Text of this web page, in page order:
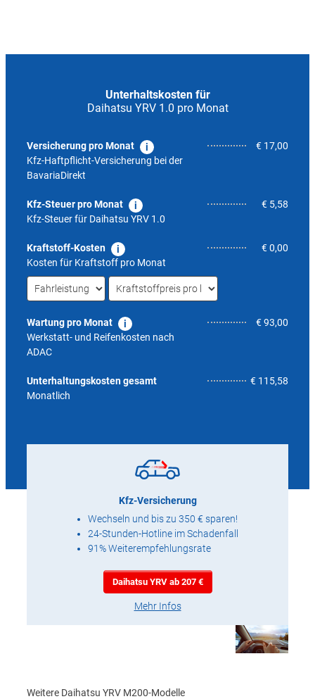
Unterhaltskosten für
Daihatsu YRV 1.0 pro Monat
Versicherung pro Monat
Kfz-Haftpflicht-Versicherung bei der
BavariaDirekt
€ 17,00
Kfz-Steuer pro Monat
Kfz-Steuer für Daihatsu YRV 1.0
€ 5,58
Kraftstoff-Kosten
Kosten für Kraftstoff pro Monat
€ 0,00
Wartung pro Monat
Werkstatt- und Reifenkosten nach
ADAC
€ 93,00
Unterhaltungskosten gesamt
Monatlich
€ 115,58
Kfz-Versicherung
Wechseln und bis zu 350 € sparen!
24-Stunden-Hotline im Schadenfall
91% Weiterempfehlungsrate
Daihatsu YRV ab 207 €
Mehr Infos
Weitere Daihatsu YRV M200-Modelle